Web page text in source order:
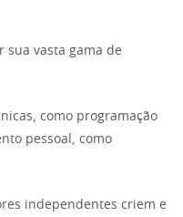
sua vasta gama de
como programação
pessoal, como
independentes criem e